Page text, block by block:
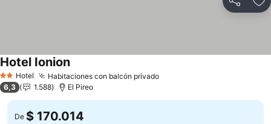
Compartir
2 Estrellas
Hotel Habitaciones con balcón privado
Hotel Ionion
6,3 1.588 El Pireo
De $ 170.014